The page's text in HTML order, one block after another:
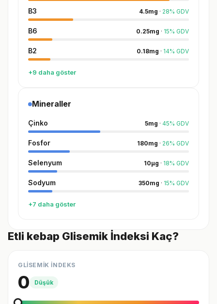
B3 4.5mg · 28% GDV
B6 0.25mg · 15% GDV
B2 0.18mg · 14% GDV
+9 daha göster
Mineraller
Çinko 5mg · 45% GDV
Fosfor 180mg · 26% GDV
Selenyum 10µg · 18% GDV
Sodyum 350mg · 15% GDV
+7 daha göster
Etli kebap Glisemik İndeksi Kaç?
GLİSEMİK İNDEKS
0 Düşük